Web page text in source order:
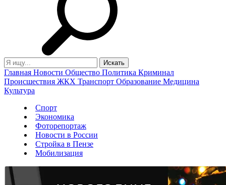
Главная Новости Общество Политика Криминал
Происшествия ЖКХ Транспорт Образование Медицина
Культура
Спорт
Экономика
Фоторепортаж
Новости в России
Стройка в Пензе
Мобилизация